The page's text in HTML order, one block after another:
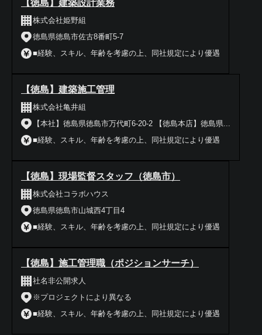
【徳島】建築設計業務
株式会社姫野組
徳島県徳島市佐古8番町5-7
■経験、スキル、年齢を考慮の上、同社規定により優遇
【徳島】建築施工管理
株式会社亀井組
【本社】徳島県徳島市万代町6-20-2 【徳島本店】徳島県...
■経験、スキル、年齢を考慮の上、同社規定により優遇
【徳島】現場監督スタッフ（徳島市）
株式会社コラボハウス
徳島県徳島市山城西4丁目4
■経験、スキル、年齢を考慮の上、同社規定により優遇
【徳島】施工管理職（ポジションサーチ）
社名非公開求人
※プロジェクトにより異なる
■経験、スキル、年齢を考慮の上、同社規定により優遇